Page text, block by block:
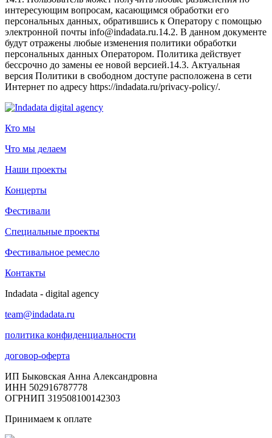
интересующим вопросам, касающимся обработки его
персональных данных, обратившись к Оператору с помощью
электронной почты info@indadata.ru.14.2. В данном документе
будут отражены любые изменения политики обработки
персональных данных Оператором. Политика действует
бессрочно до замены ее новой версией.14.3. Актуальная
версия Политики в свободном доступе расположена в сети
Интернет по адресу https://indadata.ru/privacy-policy/.
Кто мы
Что мы делаем
Наши проекты
Концерты
Фестивали
Специальные проекты
Фестивальное ремесло
Контакты
Indadata - digital agency
team@indadata.ru
политика конфиденциальности
договор-оферта
ИП Быковская Анна Александровна
ИНН 502916787778
ОГРНИП 319508100142303
Принимаем к оплате